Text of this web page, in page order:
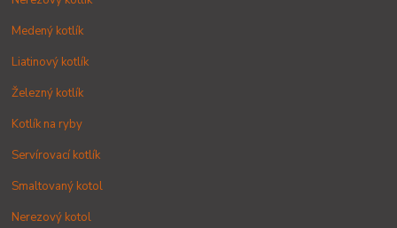
Medený kotlík
Liatinový kotlík
Železný kotlík
Kotlík na ryby
Servírovací kotlík
Smaltovaný kotol
Nerezový kotol